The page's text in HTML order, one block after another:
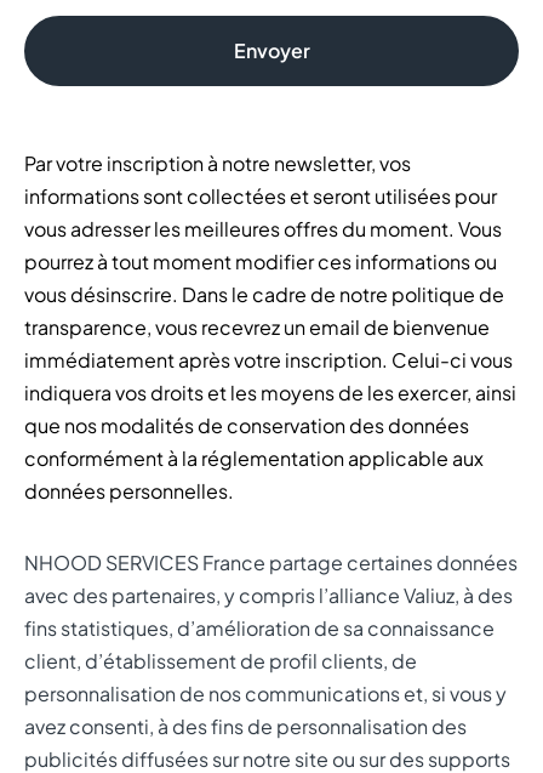
Envoyer
Par votre inscription à notre newsletter, vos
informations sont collectées et seront utilisées pour
vous adresser les meilleures offres du moment. Vous
pourrez à tout moment modifier ces informations ou
vous désinscrire. Dans le cadre de notre politique de
transparence, vous recevrez un email de bienvenue
immédiatement après votre inscription. Celui-ci vous
indiquera vos droits et les moyens de les exercer, ainsi
que nos modalités de conservation des données
conformément à la réglementation applicable aux
données personnelles.
NHOOD SERVICES France partage certaines données
avec des partenaires, y compris l’alliance Valiuz, à des
fins statistiques, d’amélioration de sa connaissance
client, d’établissement de profil clients, de
personnalisation de nos communications et, si vous y
avez consenti, à des fins de personnalisation des
publicités diffusées sur notre site ou sur des supports